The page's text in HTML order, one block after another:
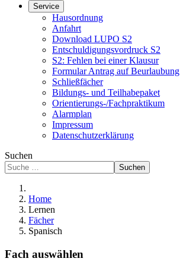
Service
Hausordnung
Anfahrt
Download LUPO S2
Entschuldigungsvordruck S2
S2: Fehlen bei einer Klausur
Formular Antrag auf Beurlaubung
Schließfächer
Bildungs- und Teilhabepaket
Orientierungs-/Fachpraktikum
Alarmplan
Impressum
Datenschutzerklärung
Suchen
Suchen
Home
Lernen
Fächer
Spanisch
Fach auswählen